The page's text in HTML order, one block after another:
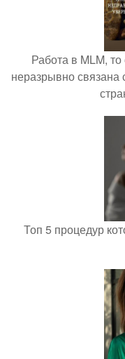
Работа в MLM,
неразрывно связана
Топ 5 процедур